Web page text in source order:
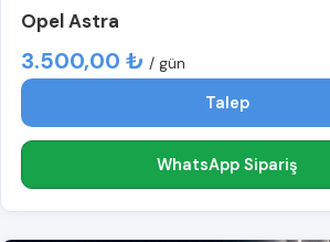
Opel Astra
3.500,00 ₺ / gün
Talep
WhatsApp Sipariş